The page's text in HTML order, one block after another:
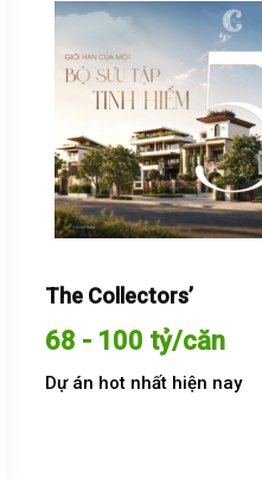
The Collectors’
68 - 100 tỷ/căn
Dự án hot nhất hiện nay